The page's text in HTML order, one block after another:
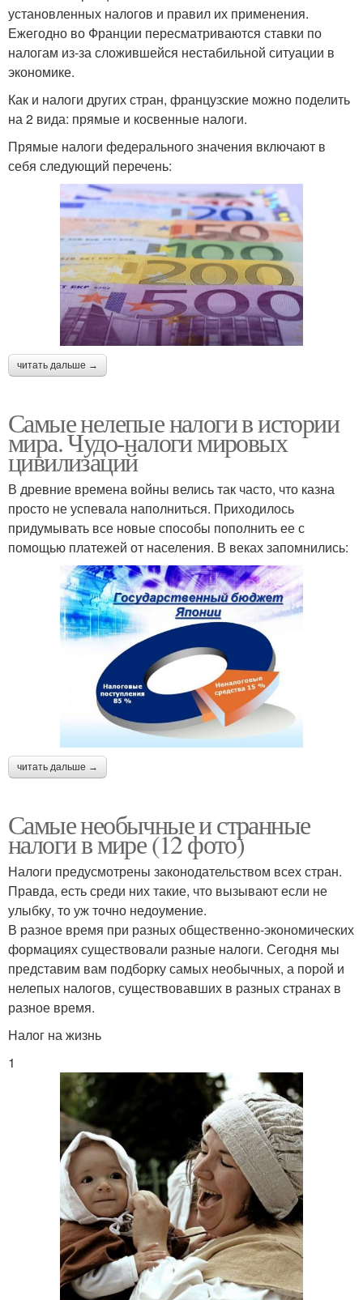
установленных налогов и правил их применения.
Ежегодно во Франции пересматриваются ставки по
налогам из-за сложившейся нестабильной ситуации в
экономике.
Как и налоги других стран, французские можно поделить
на 2 вида: прямые и косвенные налоги.
Прямые налоги федерального значения включают в
себя следующий перечень:
читать дальше →
Самые нелепые налоги в истории
мира. Чудо-налоги мировых
цивилизаций
В древние времена войны велись так часто, что казна
просто не успевала наполниться. Приходилось
придумывать все новые способы пополнить ее с
помощью платежей от населения. В веках запомнились:
читать дальше →
Самые необычные и странные
налоги в мире (12 фото)
Налоги предусмотрены законодательством всех стран.
Правда, есть среди них такие, что вызывают если не
улыбку, то уж точно недоумение.
В разное время при разных общественно-экономических
формациях существовали разные налоги. Сегодня мы
представим вам подборку самых необычных, а порой и
нелепых налогов, существовавших в разных странах в
разное время.
Налог на жизнь
1